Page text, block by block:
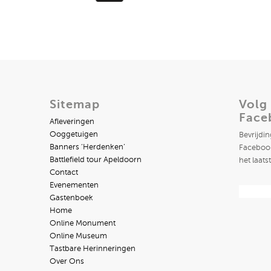
Sitemap
Afleveringen
Ooggetuigen
Banners ‘Herdenken’
Battlefield tour Apeldoorn
Contact
Evenementen
Gastenboek
Home
Online Monument
Online Museum
Tastbare Herinneringen
Over Ons
Volg
het